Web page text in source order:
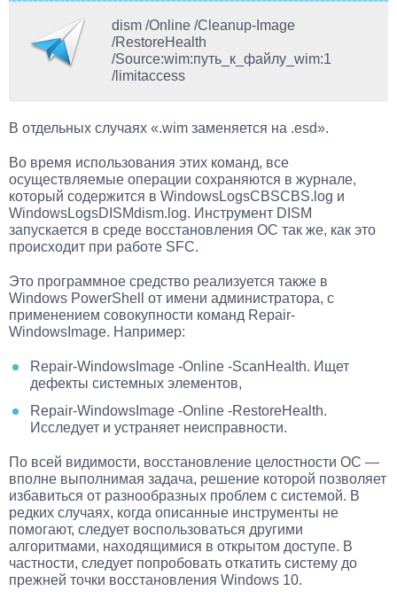
dism /Online /Cleanup-Image
/RestoreHealth
/Source:wim:путь_к_файлу_wim:1
/limitaccess
В отдельных случаях «.wim заменяется на .esd».
Во время использования этих команд, все
осуществляемые операции сохраняются в журнале,
который содержится в WindowsLogsCBSCBS.log и
WindowsLogsDISMdism.log. Инструмент DISM
запускается в среде восстановления ОС так же, как это
происходит при работе SFC.
Это программное средство реализуется также в
Windows PowerShell от имени администратора, с
применением совокупности команд Repair-
WindowsImage. Например:
Repair-WindowsImage -Online -ScanHealth. Ищет
дефекты системных элементов,
Repair-WindowsImage -Online -RestoreHealth.
Исследует и устраняет неисправности.
По всей видимости, восстановление целостности ОС —
вполне выполнимая задача, решение которой позволяет
избавиться от разнообразных проблем с системой. В
редких случаях, когда описанные инструменты не
помогают, следует воспользоваться другими
алгоритмами, находящимися в открытом доступе. В
частности, следует попробовать откатить систему до
прежней точки восстановления Windows 10.